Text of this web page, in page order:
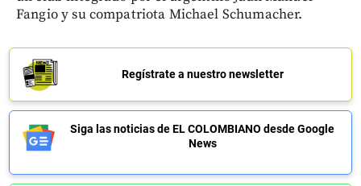
Fangio y su compatriota Michael Schumacher.
Regístrate a nuestro newsletter
Siga las noticias de EL COLOMBIANO desde Google
News